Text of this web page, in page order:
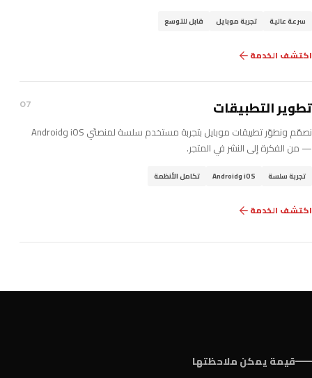
سرعة عالية تجربة موبايل قابل للتوسع
اكتشف الخدمة
تطوير التطبيقات 07
نصمّم ونطوّر تطبيقات موبايل بتجربة مستخدم سلسة لمنصتَي iOS وAndroid
— من الفكرة إلى النشر في المتجر.
تجربة سلسة iOS وAndroid تكامل الأنظمة
اكتشف الخدمة
قيمة يمكن ملاحظتها